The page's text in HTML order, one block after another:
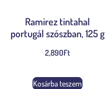
Ramirez tintahal
portugál szószban, 125 g
2,890Ft
Kosárba teszem